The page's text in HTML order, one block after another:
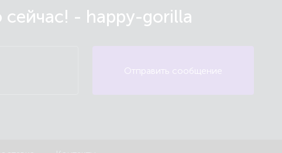
сейчас! - happy-gorilla
Отправить сообщение